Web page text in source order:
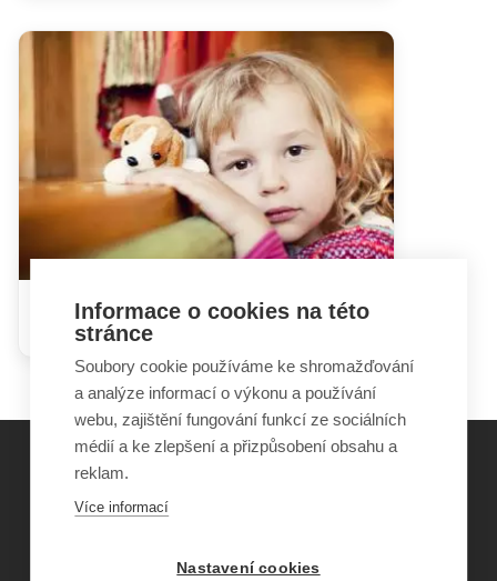
Dítě v krizové situaci
©Obecně prospěšná společnost Sirius
ISSN 1805-8876
Informace o cookies na této
stránce
Soubory cookie používáme ke shromažďování
a analýze informací o výkonu a používání
webu, zajištění fungování funkcí ze sociálních
médií a ke zlepšení a přizpůsobení obsahu a
reklam.
Více informací
Nastavení cookies